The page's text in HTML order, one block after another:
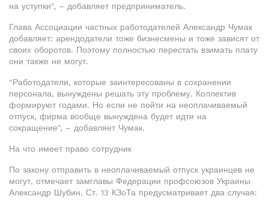
на уступки", – добавляет предприниматель.
Глава Ассоциации частных работодателей Александр Чумак
добавляет: арендодатели тоже бизнесмены и тоже зависят от
своих оборотов. Поэтому полностью перестать взимать плату
они также не могут.
"Работодатели, которые заинтересованы в сохранении
персонала, вынуждены решать эту проблему. Коллектив
формируют годами. Но если не пойти на неоплачиваемый
отпуск, фирма вообще вынуждена будет идти на
сокращение", – добавляет Чумак.
На что имеет право сотрудник
По закону отправить в неоплачиваемый отпуск украинцев не
могут, отмечает замглавы Федерации профсоюзов Украины
Александр Шубин. Ст. 13 КЗоТа предусматривает два случая: